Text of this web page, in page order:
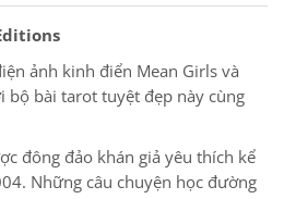
ảnh kinh điển Mean Girls và
bộ bài tarot tuyệt đẹp này cùng
đông đảo khán giả yêu thích kể
Những câu chuyện học đường